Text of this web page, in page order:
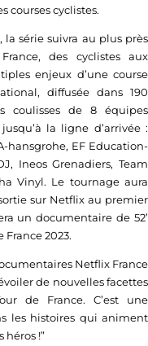
courses cyclistes.
série suivra au plus près
des cyclistes aux
enjeux d’une course
diffusée dans 190
coulisses de 8 équipes
la ligne d’arrivée :
hansgrohe, EF Education-
Ineos Grenadiers, Team
Vinyl. Le tournage aura
sur Netflix au premier
un documentaire de 52’
2023.
Netflix France
de nouvelles facettes
de France. C’est une
les histoires qui animent
héros !”